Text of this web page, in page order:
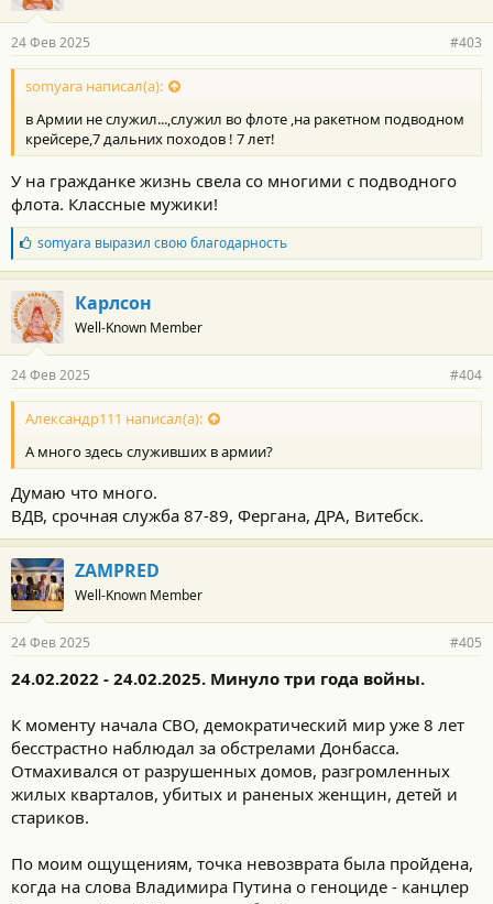
24 Фев 2025 #403
somyara написал(а):
в Армии не служил...,служил во флоте ,на ракетном подводном
крейсере,7 дальних походов ! 7 лет!
У на гражданке жизнь свела со многими с подводного
флота. Классные мужики!
Б
л
а
г
о
д
а
н
о
с
и
:
somyara выразил свою благодарность
Карлсон
Well-Known Member
24 Фев 2025 #404
Александр111 написал(а):
А много здесь служивших в армии?
Думаю что много.
ВДВ, срочная служба 87-89, Фергана, ДРА, Витебск.
ZAMPRED
Well-Known Member
24 Фев 2025 #405
24.02.2022 - 24.02.2025. Минуло три года войны.
К моменту начала СВО, демократический мир уже 8 лет
бесстрастно наблюдал за обстрелами Донбасса.
Отмахивался от разрушенных домов, разгромленных
жилых кварталов, убитых и раненых женщин, детей и
стариков.
По моим ощущениям, точка невозврата была пройдена,
когда на слова Владимира Путина о геноциде - канцлер